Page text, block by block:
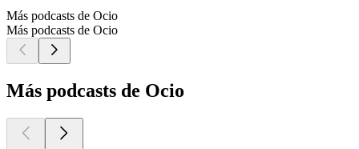
Más podcasts de Ocio
Más podcasts de Ocio
Más podcasts de Ocio